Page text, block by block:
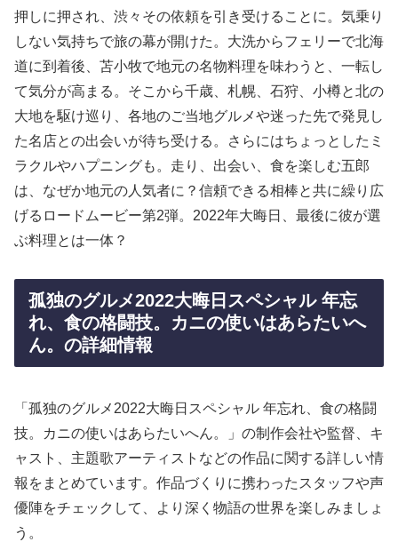
押しに押され、渋々その依頼を引き受けることに。気乗り
しない気持ちで旅の幕が開けた。大洗からフェリーで北海
道に到着後、苫小牧で地元の名物料理を味わうと、一転し
て気分が高まる。そこから千歳、札幌、石狩、小樽と北の
大地を駆け巡り、各地のご当地グルメや迷った先で発見し
た名店との出会いが待ち受ける。さらにはちょっとしたミ
ラクルやハプニングも。走り、出会い、食を楽しむ五郎
は、なぜか地元の人気者に？信頼できる相棒と共に繰り広
げるロードムービー第2弾。2022年大晦日、最後に彼が選
ぶ料理とは一体？
孤独のグルメ2022大晦日スペシャル 年忘
れ、食の格闘技。カニの使いはあらたいへ
ん。の詳細情報
「孤独のグルメ2022大晦日スペシャル 年忘れ、食の格闘
技。カニの使いはあらたいへん。」の制作会社や監督、キ
ャスト、主題歌アーティストなどの作品に関する詳しい情
報をまとめています。作品づくりに携わったスタッフや声
優陣をチェックして、より深く物語の世界を楽しみましょ
う。